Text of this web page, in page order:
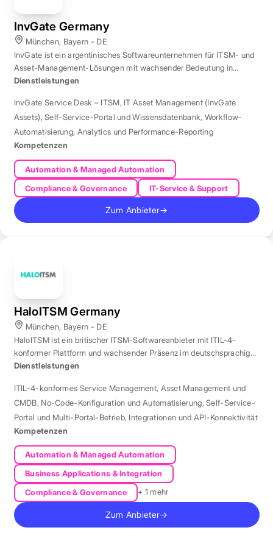
InvGate Germany
München, Bayern - DE
InvGate ist ein argentinisches Softwareunternehmen für ITSM- und
Asset-Management-Lösungen mit wachsender Bedeutung in
Europa.
Dienstleistungen
InvGate Service Desk – ITSM, IT Asset Management (InvGate
Assets),Self-Service-Portal und Wissensdatenbank, Workflow-
Automatisierung, Analytics und Performance-Reporting
Kompetenzen
Automation & Managed Automation
Compliance & Governance
IT-Service & Support
Zum Anbieter→
HaloITSM Germany
München, Bayern - DE
HaloITSM ist ein britischer ITSM-Softwareanbieter mit ITIL-4-
konformer Plattform und wachsender Präsenz im deutschsprachigen
Markt.
Dienstleistungen
ITIL-4-konformes Service Management, Asset Management und
CMDB, No-Code-Konfiguration und Automatisierung,Self-Service-
Portal und Multi-Portal-Betrieb, Integrationen und API-Konnektivität
Kompetenzen
Automation & Managed Automation
Business Applications & Integration
Compliance & Governance
+ 1 mehr
Zum Anbieter→